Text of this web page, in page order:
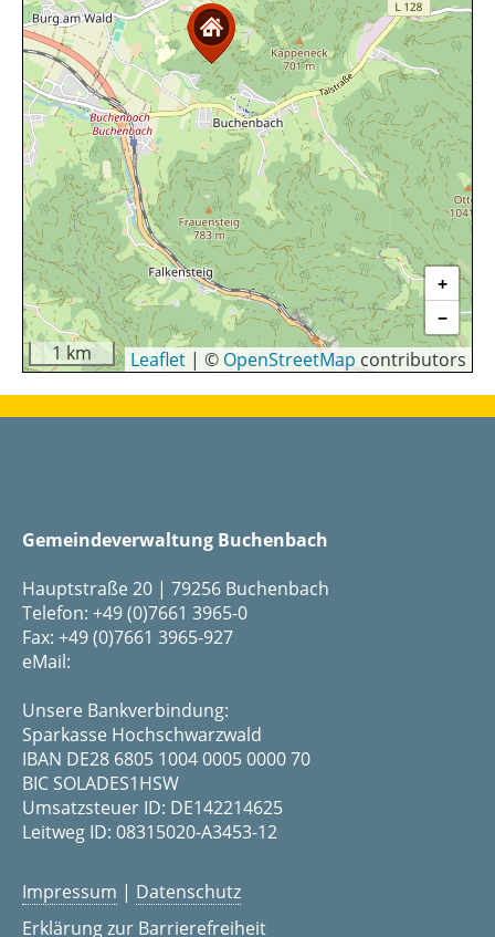
1 km
+
−
Leaflet | © OpenStreetMap contributors
Gemeindeverwaltung Buchenbach
Hauptstraße 20 | 79256 Buchenbach
Telefon: +49 (0)7661 3965-0
Fax: +49 (0)7661 3965-927
eMail:
Unsere Bankverbindung:
Sparkasse Hochschwarzwald
IBAN DE28 6805 1004 0005 0000 70
BIC SOLADES1HSW
Umsatzsteuer ID: DE142214625
Leitweg ID: 08315020-A3453-12
Impressum | Datenschutz
Erklärung zur Barrierefreiheit